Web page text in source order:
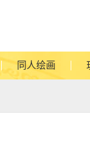
同人绘画